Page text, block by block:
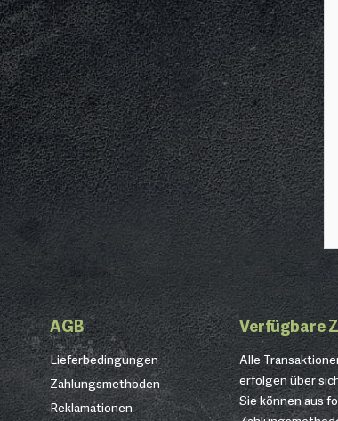
AGB
Lieferbedingungen
Zahlungsmethoden
Reklamationen
Verfügbare
Alle
erfolgen über
Sie können aus